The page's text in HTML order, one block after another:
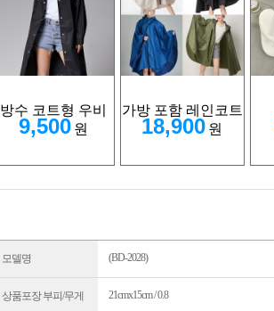
방수 코트형 우비
9,500 원
가방 포함 레인코트
18,900 원
모델명 (BD-2028)
상품포장 부피/무게 21cmx15cm / 0.8